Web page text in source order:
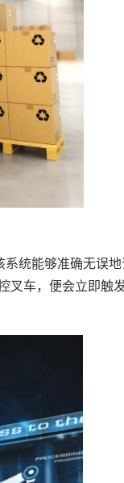
统能够准确无误
车，便会立即触